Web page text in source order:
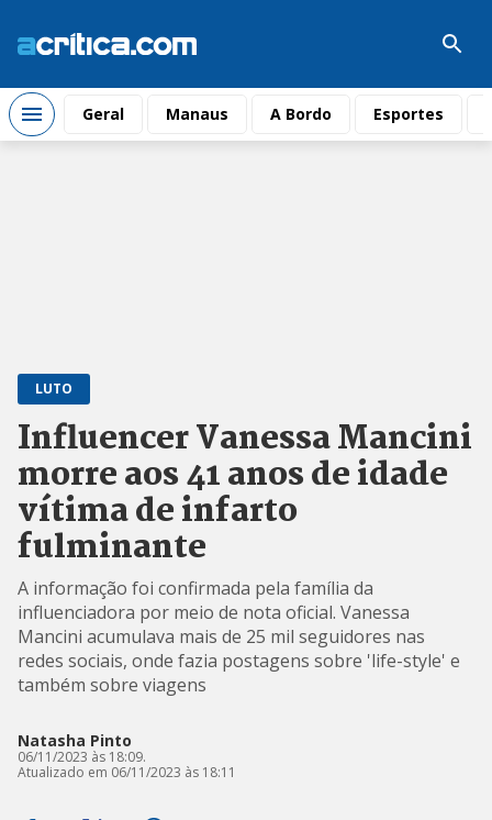
Geral Manaus A Bordo Esportes
LUTO
Influencer Vanessa Mancini
morre aos 41 anos de idade
vítima de infarto
fulminante
A informação foi confirmada pela família da
influenciadora por meio de nota oficial. Vanessa
Mancini acumulava mais de 25 mil seguidores nas
redes sociais, onde fazia postagens sobre 'life-style' e
também sobre viagens
Natasha Pinto
06/11/2023 às 18:09.
Atualizado em 06/11/2023 às 18:11